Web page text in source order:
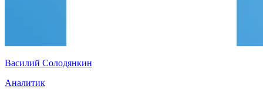
Василий Солодянкин
Аналитик